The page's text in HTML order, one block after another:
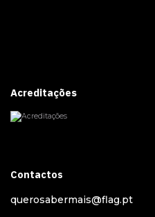
Acreditações
Contactos
querosabermais@flag.pt